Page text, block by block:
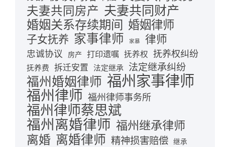
夫妻共同房产 夫妻共同财产
婚姻关系存续期间 婚姻律师
子女抚养 家事律师 家暴 律师
忠诚协议 房产 打印遗嘱 抚养权 抚养权纠纷
抚养费 拆迁安置 法定继承 法定继承纠纷
福州婚姻律师 福州家事律师
福州律师 福州律师事务所
福州律师蔡思斌
福州离婚律师 福州继承律师
离婚 离婚律师 精神损害赔偿 继承